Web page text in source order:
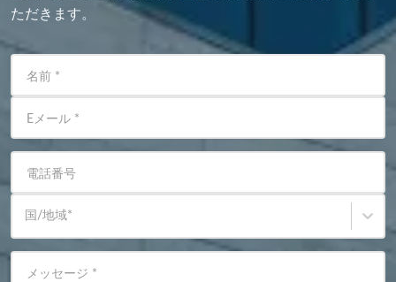
ただきます。
名前 *
Eメール *
電話番号
国/地域*
メッセージ *